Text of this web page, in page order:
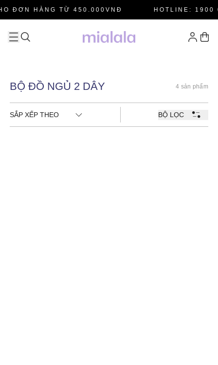
ĐƠN HÀNG TỪ 450.000VNĐ HOTLINE: 1900
BỘ ĐỒ NGỦ 2 DÂY 4 sản phẩm
SẮP XẾP THEO BỘ LỌC